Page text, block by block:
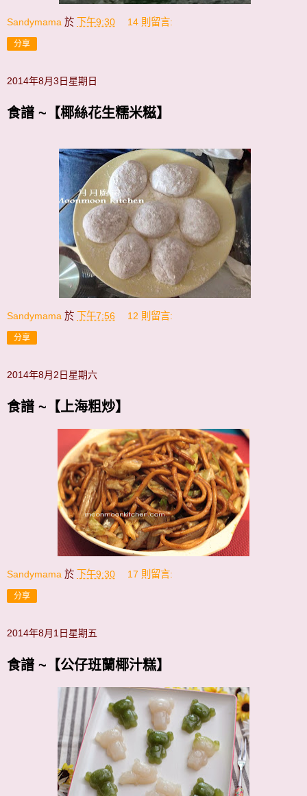
Sandymama 於 下午9:30 14 則留言:
分享
2014年8月3日星期日
食譜 ~【椰絲花生糯米糍】
Sandymama 於 下午7:56 12 則留言:
分享
2014年8月2日星期六
食譜 ~【上海粗炒】
Sandymama 於 下午9:30 17 則留言:
分享
2014年8月1日星期五
食譜 ~【公仔班蘭椰汁糕】